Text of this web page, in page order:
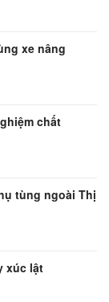
xe nâng
chất
tùng ngoài Thị
xúc lật